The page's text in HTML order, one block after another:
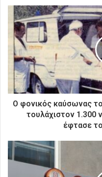
κ
Ο φονικός καύσωνας
τουλάχιστον 1.300
έφτασε